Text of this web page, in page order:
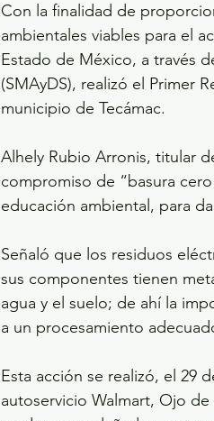
Con la finalidad de
ambientales viables para el
Estado de México, a través
(SMAyDS), realizó el Primer
municipio de Tecámac.
Alhely Rubio Arronis, titular
compromiso de “basura
educación ambiental, para
Señaló que los residuos
sus componentes tienen
agua y el suelo; de ahí la
a un procesamiento
Esta acción se realizó, el 29
autoservicio Walmart, Ojo